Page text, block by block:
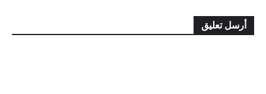
أرسل تعليق